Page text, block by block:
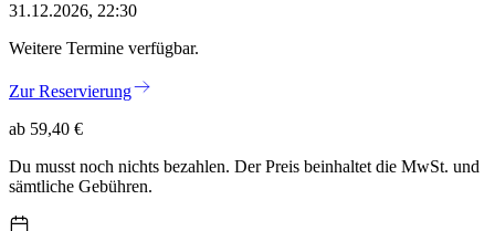
31.12.2026, 22:30
Weitere Termine verfügbar.
Zur Reservierung
ab 59,40 €
Du musst noch nichts bezahlen. Der Preis beinhaltet die MwSt. und
sämtliche Gebühren.